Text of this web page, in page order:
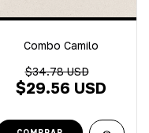
Combo Camilo
$34.78 USD
$29.56 USD